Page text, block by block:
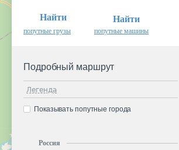
Найти
попутные грузы
Найти
попутные машины
Подробный маршрут
Легенда
Показывать попутные города
Россия